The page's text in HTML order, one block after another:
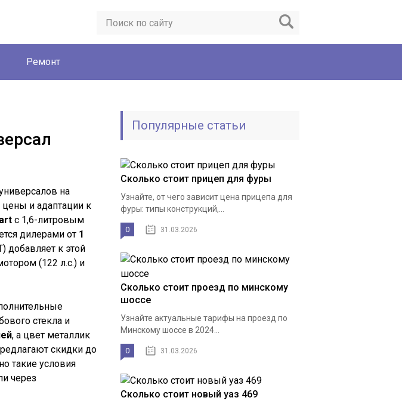
Ремонт
на
цены и адаптации к
с 1,6-литровым
дилерами от 1
добавляет к этой
(122 л.с.) и
стекла и
, а цвет металлик
скидки до
такие условия
через
Популярные статьи
Сколько стоит прицеп для фуры
Узнайте, от чего зависит цена прицепа для
фуры: типы конструкций,...
0 31.03.2026
Сколько стоит проезд по минскому
шоссе
Узнайте актуальные тарифы на проезд по
Минскому шоссе в 2024...
0 31.03.2026
Сколько стоит новый уаз 469